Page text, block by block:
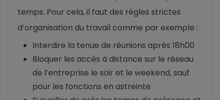
temps. Pour cela, il faut des règles strictes
d’organisation du travail comme par exemple :
Interdire la tenue de réunions après 18h00
Bloquer les accès à distance sur le réseau
de l’entreprise le soir et le weekend, sauf
pour les fonctions en astreinte